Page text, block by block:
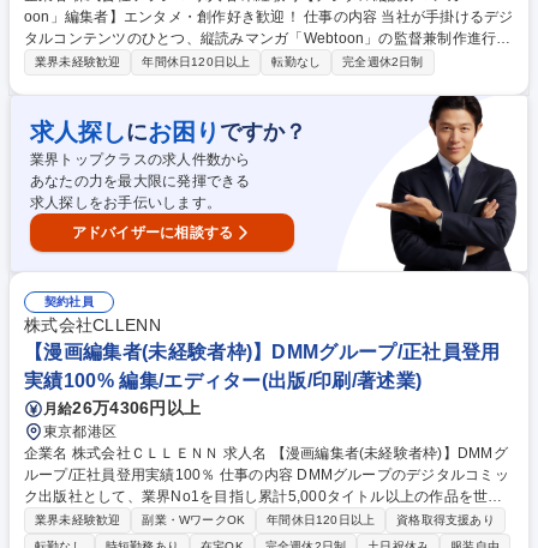
oon」編集者】エンタメ・創作好き歓迎！ 仕事の内容 当社が手掛けるデジ
タルコンテンツのひとつ、縦読みマンガ「Webtoon」の監督兼制作進行と
してチームを率いて熱狂的な大ヒット漫画を生み出す仕事です。未経験の
企画書作成/制作チーム結成/ストーリー構成決め/ロゴ作成/キービジュアル
作成 ■制作ディレクション：制作工程の管理(脚本/ネーム/人物線画/人物着
彩/背景/仕上げ)をクリエイターと実施 ■チームメンバーマネジメント：制
作チームの管理 ■分析、次の作品へ：納品した作品がどの層にヒットした
か等を分析し、新たなヒット作品を生み出すために上記の流れを繰り返し
ます 募集職種 未経験可【デジタル縦読みマンガ「Webtoon」編集者】エ
ンタメ・創作好き歓迎！
業界未経験歓迎 年間休日120日以上 転勤なし 完全週休2日制
求人探しにお困り ですか？
業界トップクラスの求人件数から
あなたの力を最大限に発揮できる
求人探しをお手伝いします。
アドバイザーに相談する
契約社員
株式会社CLLENN
【漫画編集者(未経験者枠)】DMMグループ/正社員登用
実績100% 編集/エディター(出版/印刷/著述業)
月給26万4306円以上
東京都港区
企業名 株式会社ＣＬＬＥＮＮ 求人名 【漫画編集者(未経験者枠)】DMMグ
ループ/正社員登用実績100％ 仕事の内容 DMMグループのデジタルコミッ
ク出版社として、業界No1を目指し累計5,000タイトル以上の作品を世に
送り出している当社の漫画編集者を募集いたします。世を席巻する漫画を
生み出すやりがいがございます。 ■配信用オリジナルコミックの制作 ■ク
業界未経験歓迎 副業・WワークOK 年間休日120日以上
資格取得支援あり